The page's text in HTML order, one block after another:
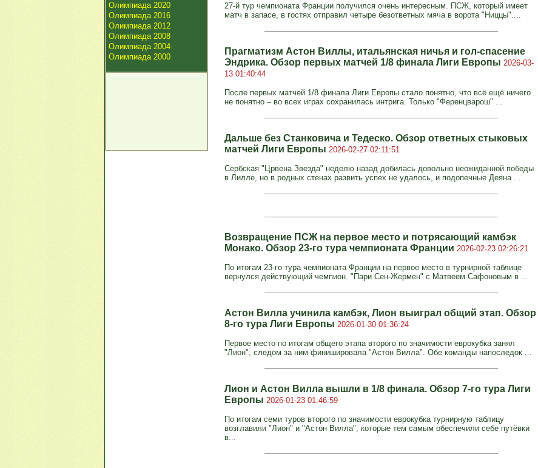
Олимпиада 2020
Олимпиада 2016
Олимпиада 2012
Олимпиада 2008
Олимпиада 2004
Олимпиада 2000
27-й тур чемпионата Франции получился очень интересным. ПСЖ, который имеет
матч в запасе, в гостях отправил четыре безответных мяча в ворота "Ниццы"....
Прагматизм Астон Виллы, итальянская ничья и гол-спасение
Эндрика. Обзор первых матчей 1/8 финала Лиги Европы 2026-03-
13 01:40:44
После первых матчей 1/8 финала Лиги Европы стало понятно, что всё ещё ничего
не понятно – во всех играх сохранилась интрига. Только "Ференцварош" ...
Дальше без Станковича и Тедеско. Обзор ответных стыковых
матчей Лиги Европы 2026-02-27 02:11:51
Сербская "Црвена Звезда" неделю назад добилась довольно неожиданной победы
в Лилле, но в родных стенах развить успех не удалось, и подопечные Деяна ...
Возвращение ПСЖ на первое место и потрясающий камбэк
Монако. Обзор 23-го тура чемпионата Франции 2026-02-23 02:26:21
По итогам 23-го тура чемпионата Франции на первое место в турнирной таблице
вернулся действующий чемпион. "Пари Сен-Жермен" с Матвеем Сафоновым в ...
Астон Вилла учинила камбэк, Лион выиграл общий этап. Обзор
8-го тура Лиги Европы 2026-01-30 01:36:24
Первое место по итогам общего этапа второго по значимости еврокубка занял
"Лион", следом за ним финишировала "Астон Вилла". Обе команды напоследок ...
Лион и Астон Вилла вышли в 1/8 финала. Обзор 7-го тура Лиги
Европы 2026-01-23 01:46:59
По итогам семи туров второго по значимости еврокубка турнирную таблицу
возглавили "Лион" и "Астон Вилла", которые тем самым обеспечили себе путёвки
в...